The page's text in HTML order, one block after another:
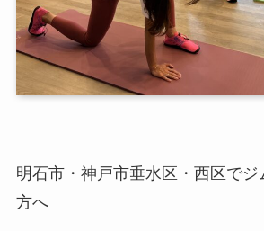
明石市・神戸市垂水区・西区でジ
方へ